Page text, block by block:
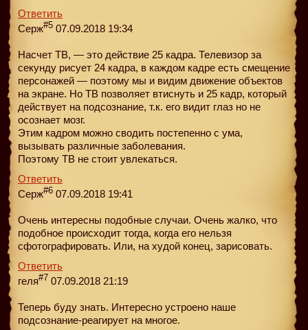
Ответить
Серж#5 07.09.2018 19:34
Насчет ТВ, — это действие 25 кадра. Телевизор за
секунду рисует 24 кадра, в каждом кадре есть смещение
персонажей — поэтому мы и видим движение объектов
на экране. Но ТВ позволяет втиснуть и 25 кадр, который
действует на подсознание, т.к. его видит глаз но не
осознает мозг.
Этим кадром можно сводить постепенно с ума,
вызывать различные заболевания.
Поэтому ТВ не стоит увлекаться.
Ответить
Серж#6 07.09.2018 19:41
Очень интересны подобные случаи. Очень жалко, что
подобное происходит тогда, когда его нельзя
сфотографировать. Или, на худой конец, зарисовать.
Ответить
геля#7 07.09.2018 21:19
Теперь буду знать. Интересно устроено наше
подсознание-реагирует на многое.